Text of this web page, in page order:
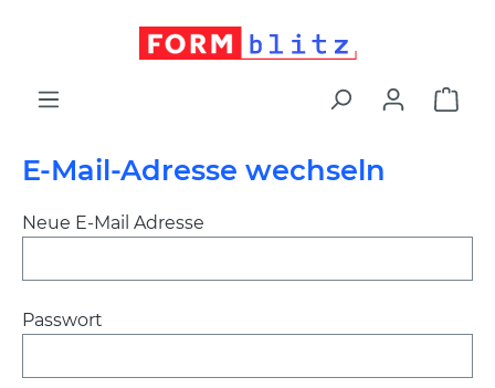
E-Mail-Adresse wechseln
Neue E-Mail Adresse
Passwort